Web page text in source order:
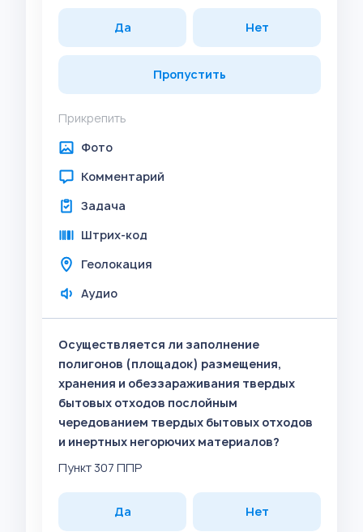
Да Нет
Пропустить
Прикрепить
Фото
Комментарий
Задача
Штрих-код
Геолокация
Аудио
Осуществляется ли заполнение
полигонов (площадок) размещения,
хранения и обеззараживания твердых
бытовых отходов послойным
чередованием твердых бытовых отходов
и инертных негорючих материалов?
Пункт 307 ППР
Да Нет